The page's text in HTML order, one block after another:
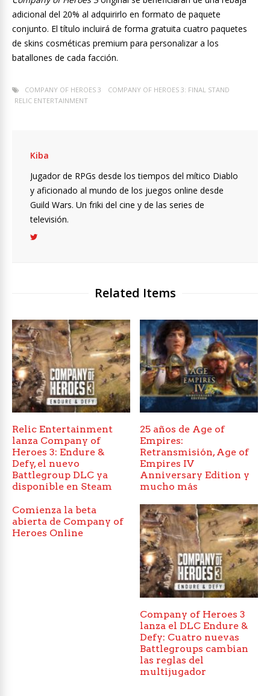
adicional del 20% al adquirirlo en formato de paquete
conjunto. El título incluirá de forma gratuita cuatro paquetes
de skins cosméticas premium para personalizar a los
batallones de cada facción.
COMPANY OF HEROES 3
COMPANY OF HEROES 3: FINAL STAND
RELIC ENTERTAINMENT
Kiba
Jugador de RPGs desde los tiempos del mítico Diablo
y aficionado al mundo de los juegos online desde
Guild Wars. Un friki del cine y de las series de
televisión.
Related Items
Relic Entertainment
lanza Company of
Heroes 3: Endure &
Defy, el nuevo
Battlegroup DLC ya
disponible en Steam
25 años de Age of
Empires:
Retransmisión, Age of
Empires IV
Anniversary Edition y
mucho más
Comienza la beta
abierta de Company of
Heroes Online
Company of Heroes 3
lanza el DLC Endure &
Defy: Cuatro nuevas
Battlegroups cambian
las reglas del
multijugador